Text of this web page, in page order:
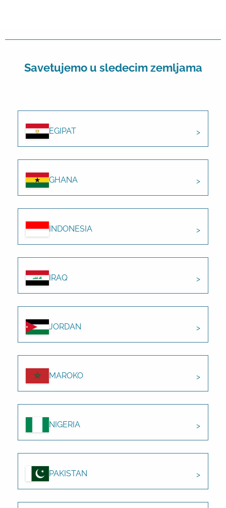
Savetujemo u sledecim zemljama
EGIPAT
GHANA
INDONESIA
IRAQ
JORDAN
MAROKO
NIGERIA
PAKISTAN